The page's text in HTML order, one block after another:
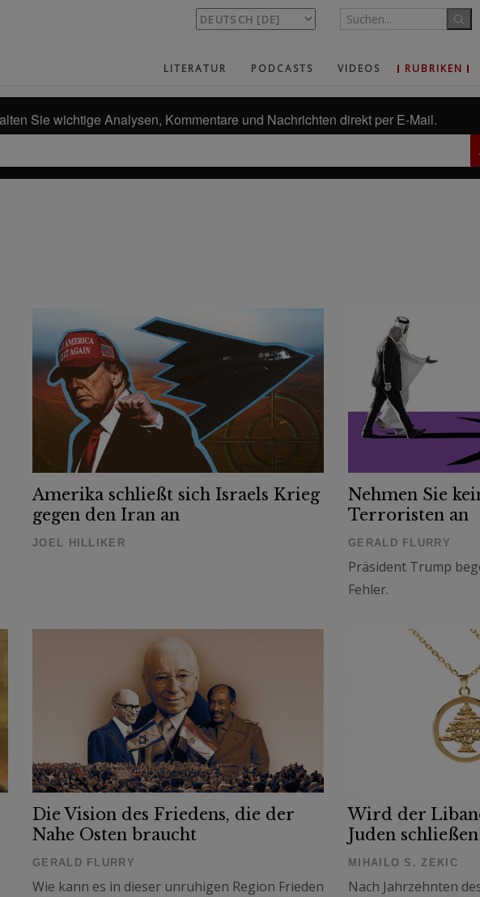
LITERATUR PODCASTS VIDEOS RUBRIKEN
Sie wichtige Analysen, Kommentare und Nachrichten direkt per E-Mail.
Amerika schließt sich Israels Krieg
gegen den Iran an
JOEL HILLIKER
Nehmen Sie
Terroristen an
GERALD FLURRY
Präsident Trump
Fehler.
Die Vision des Friedens, die der
Nahe Osten braucht
GERALD FLURRY
Wie kann es in dieser unruhigen Region Frieden
Wird der
Juden
MIHAILO S. ZEKIC
Nach Jahrzehnten